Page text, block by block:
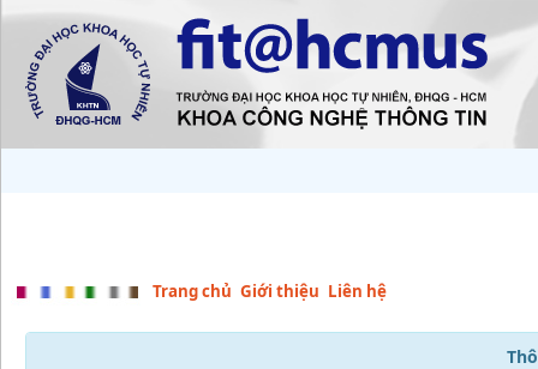
Trang chủ Giới thiệu Liên hệ